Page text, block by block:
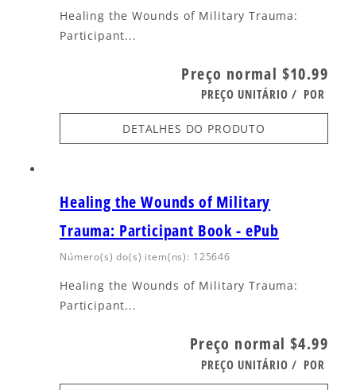
Healing the Wounds of Military Trauma:
Participant...
Preço normal $10.99
PREÇO UNITÁRIO / POR
DETALHES DO PRODUTO
Healing the Wounds of Military
Trauma: Participant Book - ePub
Número(s) do(s) item(ns): 125646
Healing the Wounds of Military Trauma:
Participant...
Preço normal $4.99
PREÇO UNITÁRIO / POR